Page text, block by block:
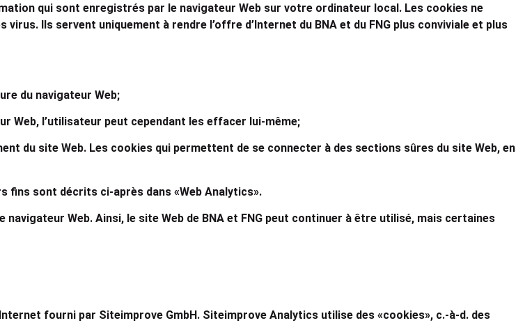
qui sont enregistrés par le navigateur Web sur votre ordinateur local. Les cookies ne
Ils servent uniquement à rendre l’offre d’Internet du BNA et du FNG plus conviviale et plus
du navigateur Web;
Web, l’utilisateur peut cependant les effacer lui-même;
du site Web. Les cookies qui permettent de se connecter à des sections sûres du site Web, en
fins sont décrits ci-après dans «Web Analytics».
Web. Ainsi, le site Web de BNA et FNG peut continuer à être utilisé, mais certaines
fourni par Siteimprove GmbH. Siteimprove Analytics utilise des «cookies», c.-à-d. des